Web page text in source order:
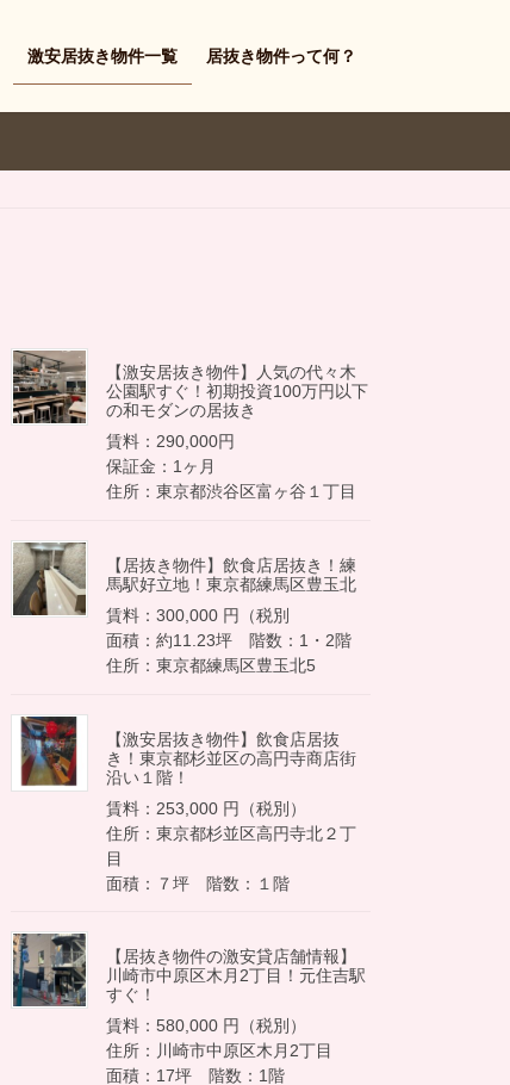
激安居抜き物件一覧 居抜き物件って何？
【激安居抜き物件】人気の代々木
公園駅すぐ！初期投資100万円以下
の和モダンの居抜き
賃料：290,000円
保証金：1ヶ月
住所：東京都渋谷区富ヶ谷１丁目
【居抜き物件】飲食店居抜き！練
馬駅好立地！東京都練馬区豊玉北
賃料：300,000 円（税別
面積：約11.23坪 階数：1・2階
住所：東京都練馬区豊玉北5
【激安居抜き物件】飲食店居抜
き！東京都杉並区の高円寺商店街
沿い１階！
賃料：253,000 円（税別）
住所：東京都杉並区高円寺北２丁
目
面積：７坪 階数：１階
【居抜き物件の激安貸店舗情報】
川崎市中原区木月2丁目！元住吉駅
すぐ！
賃料：580,000 円（税別）
住所：川崎市中原区木月2丁目
面積：17坪 階数：1階